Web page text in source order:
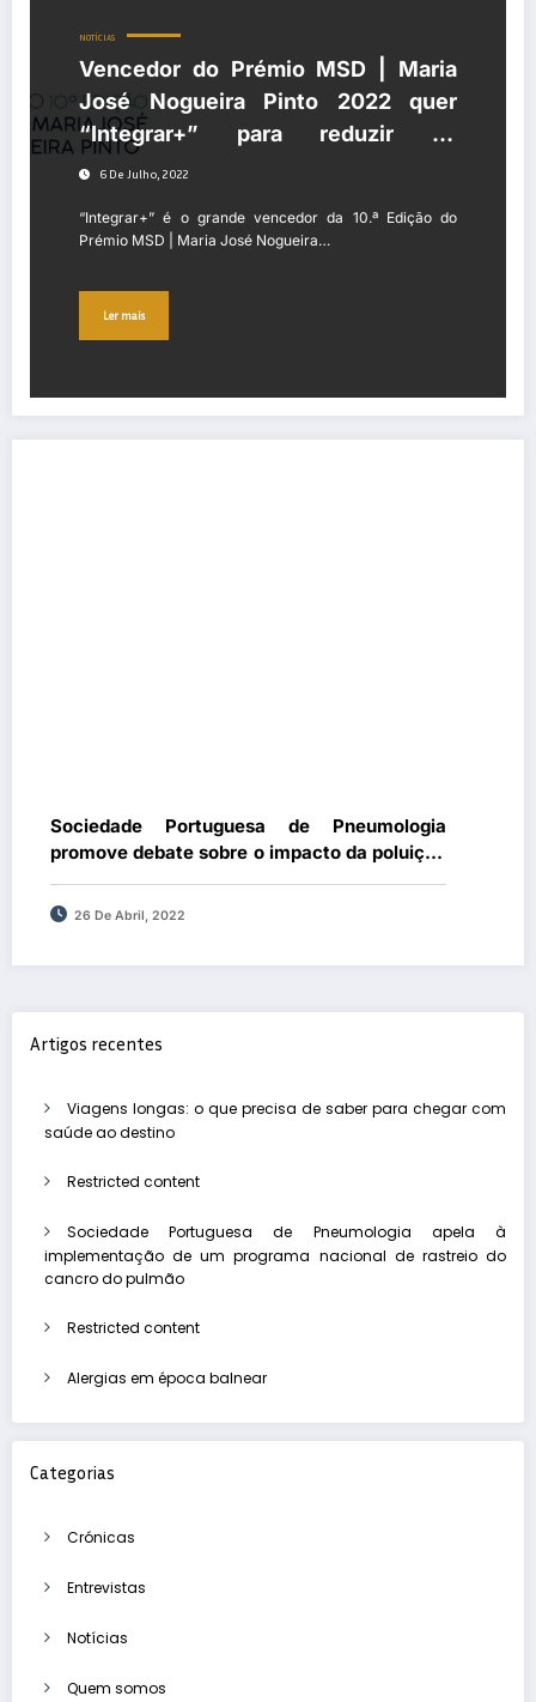
NOTÍCIAS
Vencedor do Prémio MSD | Maria
José Nogueira Pinto 2022 quer
“Integrar+” para reduzir os
problemas de exclusão
6 De Julho, 2022
“Integrar+” é o grande vencedor da 10.ª Edição do
Prémio MSD | Maria José Nogueira…
Ler mais
Sociedade Portuguesa de Pneumologia
promove debate sobre o impacto da poluição
ambiental e das alterações climáticas na
saúde respiratória
26 De Abril, 2022
Artigos recentes
Viagens longas: o que precisa de saber para chegar com
saúde ao destino
Restricted content
Sociedade Portuguesa de Pneumologia apela à
implementação de um programa nacional de rastreio do
cancro do pulmão
Restricted content
Alergias em época balnear
Categorias
Crónicas
Entrevistas
Notícias
Quem somos